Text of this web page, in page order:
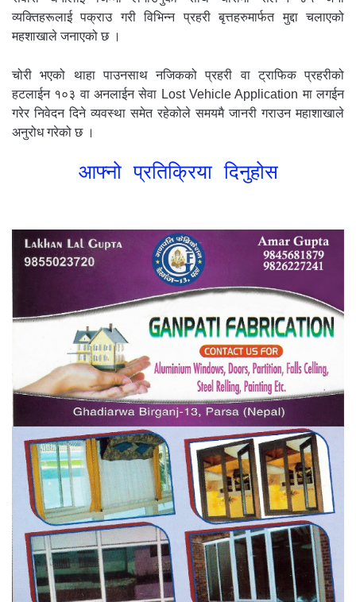
व्यक्तिहरूलाई पक्राउ गरी विभिन्न प्रहरी बृत्तहरुमार्फत मुद्दा चलाएको
महशाखाले जनाएको छ ।
चोरी भएको थाहा पाउनसाथ नजिकको प्रहरी वा ट्राफिक प्रहरीको
हटलाईन १०३ वा अनलाईन सेवा Lost Vehicle Application मा लगईन
गरेर निवेदन दिने व्यवस्था समेत रहेकोले समयमै जानरी गराउन महाशाखाले
अनुरोध गरेको छ ।
आफ्नो प्रतिक्रिया दिनुहोस